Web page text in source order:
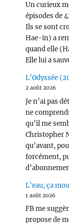
Un curieux
épisodes de
Ils se sont
Hae-in) a
quand elle
Elle lui a
L’Odyssée
2 août 2026
Je n’ai pas
ne
qu’il me
Christopher
qu’avant,
forcément,
L’eau, ça
1 août 2026
FB me
propose de